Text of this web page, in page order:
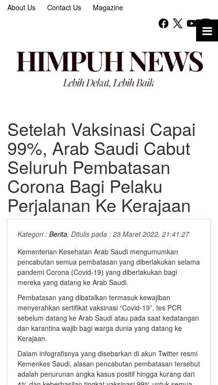
About Us Contact Us Magazine
Setelah Vaksinasi Capai
99%, Arab Saudi Cabut
Seluruh Pembatasan
Corona Bagi Pelaku
Perjalanan Ke Kerajaan
Kategori : Berita, Ditulis pada : 23 Maret 2022, 21:41:27
Kementerian Kesehatan Arab Saudi mengumumkan
pencabutan semua pembatasan yang diberlakukan selama
pandemi Corona (Covid-19) yang diberlakukan bagi
mereka yang datang ke Arab Saudi.
Pembatasan yang dibatalkan termasuk kewajiban
menyerahkan sertifikat vaksinasi “Covid-19”, tes PCR
sebelum datang ke Arab Saudi atau pada saat kedatangan
dan karantina wajib bagi warga dunia yang datang ke
Kerajaan.
Dalam infografisnya yang disebarkan di akun Twitter resmi
Kemenkes Saudi, alasan pencabutan pembatasan tersebut
adalah penurunan angka kasus positif hingga kurang dari